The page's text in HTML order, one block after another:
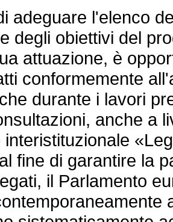
adeguare l'elenco
degli obiettivi del
attuazione, è
conformemente
durante i lavori
anche a
fine di garantire la
il Parlamento